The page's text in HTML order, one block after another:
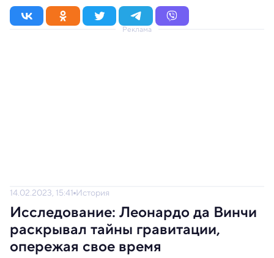
Реклама
14.02.2023, 15:41 История
Исследование: Леонардо да Винчи
раскрывал тайны гравитации,
опережая свое время